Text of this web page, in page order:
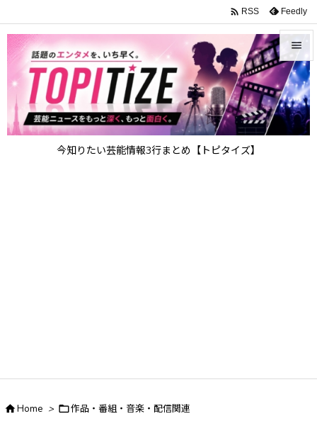
今知りたい芸能情報3行まとめ【トピタイズ】


メニュ

サイド
 RSS Feedly
Home > 作品・番組・音楽・配信関連